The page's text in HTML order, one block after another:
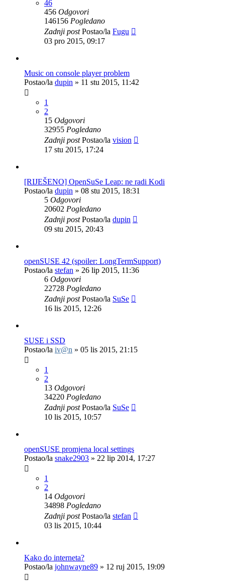
46
456 Odgovori
146156 Pogledano
Zadnji postPostao/la Fugu
03 pro 2015, 09:17
Music on console player problem
Postao/la dupin » 11 stu 2015, 11:42
1
2
15 Odgovori
32955 Pogledano
Zadnji postPostao/la vision
17 stu 2015, 17:24
[RIJEŠENO] OpenSuSe Leap: ne radi Kodi
Postao/la dupin » 08 stu 2015, 18:31
5 Odgovori
20602 Pogledano
Zadnji postPostao/la dupin
09 stu 2015, 20:43
openSUSE 42 (spoiler: LongTermSupport)
Postao/la stefan » 26 lip 2015, 11:36
6 Odgovori
22728 Pogledano
Zadnji postPostao/la SuSe
16 lis 2015, 12:26
SUSE i SSD
Postao/la iv@n » 05 lis 2015, 21:15
1
2
13 Odgovori
34220 Pogledano
Zadnji postPostao/la SuSe
10 lis 2015, 10:57
openSUSE promjena local settings
Postao/la snake2903 » 22 lip 2014, 17:27
1
2
14 Odgovori
34898 Pogledano
Zadnji postPostao/la stefan
03 lis 2015, 10:44
Kako do interneta?
Postao/la johnwayne89 » 12 ruj 2015, 19:09